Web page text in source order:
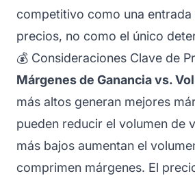
competitivo como una entrada
precios, no como el único
💰 Consideraciones Clave de
Márgenes de Ganancia vs.
más altos generan mejores
pueden reducir el volumen de
más bajos aumentan el
comprimen márgenes. El